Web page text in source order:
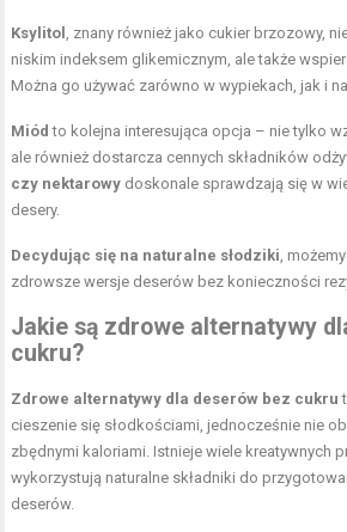
Ksylitol
, znany również jako cukier brzozowy,
niskim indeksem glikemicznym, ale także
Można go używać zarówno w wypiekach, jak i
Miód to kolejna interesująca opcja – nie tylko
ale również dostarcza cennych składników
czy nektarowy doskonale sprawdzają się w
desery.
Decydując się na naturalne słodziki ,
zdrowsze wersje deserów bez konieczności
Jakie są zdrowe alternatywy
cukru?
Zdrowe alternatywy dla deserów bez cukru
cieszenie się słodkościami, jednocześnie nie
zbędnymi kaloriami. Istnieje wiele kreatywnych
wykorzystują naturalne składniki do
deserów.